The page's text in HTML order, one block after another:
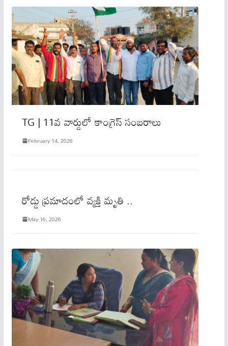
TG | 11వ వార్డులో కాంగ్రెస్ సంబరాలు
February 14, 2026
రోడ్డు ప్రమాదంలో వ్య‌క్తి మృతి ..
May 16, 2026